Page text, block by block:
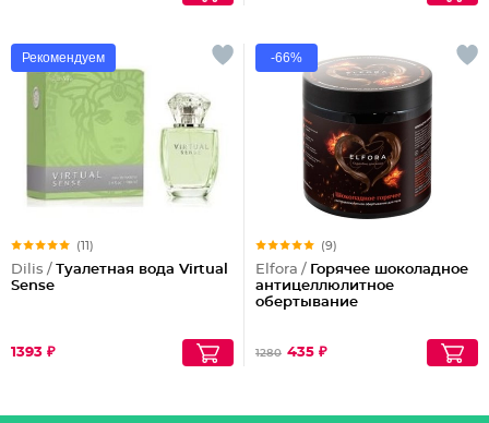
Рекомендуем
(11)
Dilis / Туалетная вода Virtual
Sense
1393 ₽
-66%
(9)
Elfora / Горячее шоколадное
антицеллюлитное
обертывание
1280 435 ₽